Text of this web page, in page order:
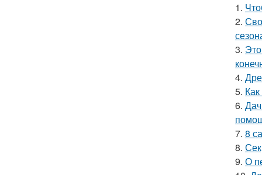
1.
2.
3.
4.
5.
6.
7. 8
8.
9. О